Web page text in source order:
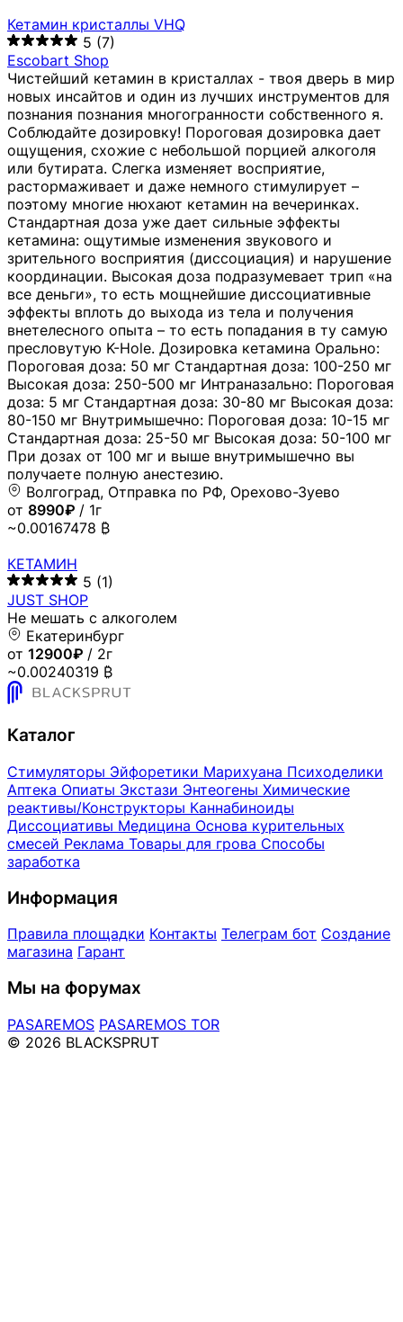
Кетамин кристаллы VHQ
5 (7)
Escobart Shop
Чистейший кетамин в кристаллах - твоя дверь в мир
новых инсайтов и один из лучших инструментов для
познания познания многогранности собственного я.
Соблюдайте дозировку! Пороговая дозировка дает
ощущения, схожие с небольшой порцией алкоголя
или бутирата. Слегка изменяет восприятие,
растормаживает и даже немного стимулирует –
поэтому многие нюхают кетамин на вечеринках.
Стандартная доза уже дает сильные эффекты
кетамина: ощутимые изменения звукового и
зрительного восприятия (диссоциация) и нарушение
координации. Высокая доза подразумевает трип «на
все деньги», то есть мощнейшие диссоциативные
эффекты вплоть до выхода из тела и получения
внетелесного опыта – то есть попадания в ту самую
пресловутую K-Hole. Дозировка кетамина Орально:
Пороговая доза: 50 мг Стандартная доза: 100-250 мг
Высокая доза: 250-500 мг Интраназально: Пороговая
доза: 5 мг Стандартная доза: 30-80 мг Высокая доза:
80-150 мг Внутримышечно: Пороговая доза: 10-15 мг
Стандартная доза: 25-50 мг Высокая доза: 50-100 мг
При дозах от 100 мг и выше внутримышечно вы
получаете полную анестезию.
Волгоград, Отправка по РФ, Орехово-Зуево
от 8990₽ / 1г
~0.00167478 ₿
КЕТАМИН
5 (1)
JUST SHOP
Не мешать с алкоголем
Екатеринбург
от 12900₽ / 2г
~0.00240319 ₿
Каталог
Стимуляторы Эйфоретики Марихуана Психоделики
Аптека Опиаты Экстази Энтеогены Химические
реактивы/Конструкторы Каннабиноиды
Диссоциативы Медицина Основа курительных
смесей Реклама Товары для грова Способы
заработка
Информация
Правила площадки Контакты Телеграм бот Создание
магазина Гарант
Мы на форумах
PASAREMOS PASAREMOS TOR
© 2026 BLACKSPRUT